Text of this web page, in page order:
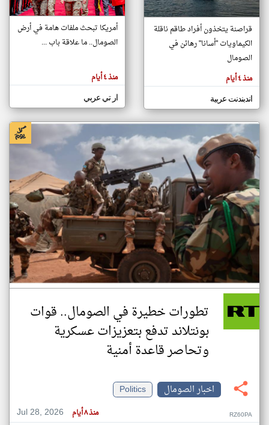
تغيير الدولة
اخبار الصومال على مدار الساعة
أهم اخبار الصومال العاجلة والمباشرة
المقالات
هنا عن
وجهة
كاتبيها.
قراصنة يتخذون أفراد طاقم ناقلة
الكيماويات "أسانا" رهائن في
الصومال
منذ ٤ أيام
اندبندنت عربية
أمريكا تبحث ملفات هامة في أرض
الصومال.. ما علاقة باب ...
منذ ٤ أيام
ار تي عربي
تطورات خطيرة في الصومال.. قوات
بونتلاند تدفع بتعزيزات عسكرية
وتحاصر قاعدة أمنية
اخبار الصومال
Politics
Jul 28, 2026
منذ ٨ أيام RZ60PA
klyoum.com